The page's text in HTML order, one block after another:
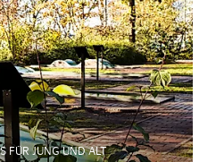
JUNG UND ALT